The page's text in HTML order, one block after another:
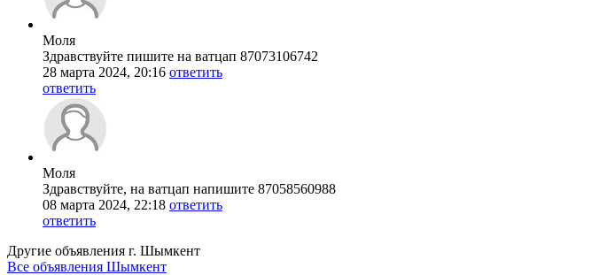
Моля
Здравствуйте пишите на ватцап 87073106742
28 марта 2024, 20:16 ответить
ответить
Моля
Здравствуйте, на ватцап напишите 87058560988
08 марта 2024, 22:18 ответить
ответить
Другие объявления г. Шымкент
Все объявления Шымкент